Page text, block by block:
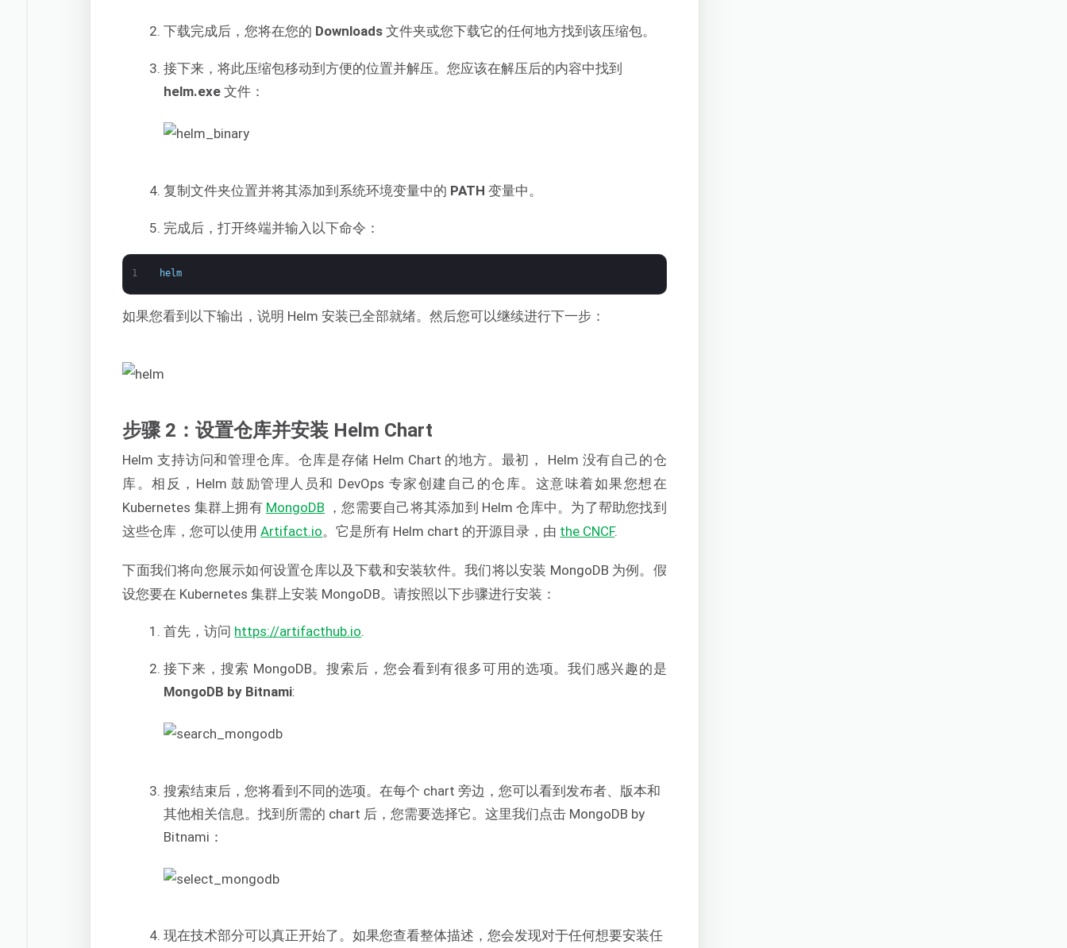
下载完成后，您将在您的 Downloads 文件夹或您下载它的任何地方找到该压缩包。
接下来，将此压缩包移动到方便的位置并解压。您应该在解压后的内容中找到
helm.exe 文件：
复制文件夹位置并将其添加到系统环境变量中的 PATH 变量中。
完成后，打开终端并输入以下命令：
1 helm
如果您看到以下输出，说明 Helm 安装已全部就绪。然后您可以继续进行下一步：
步骤 2：设置仓库并安装 Helm Chart
Helm 支持访问和管理仓库。仓库是存储 Helm Chart 的地方。最初， Helm 没有自己的仓
库。相反，Helm 鼓励管理人员和 DevOps 专家创建自己的仓库。这意味着如果您想在
Kubernetes 集群上拥有 MongoDB ，您需要自己将其添加到 Helm 仓库中。为了帮助您找到
这些仓库，您可以使用Artifact.io。它是所有 Helm chart 的开源目录，由 the CNCF.
下面我们将向您展示如何设置仓库以及下载和安装软件。我们将以安装 MongoDB 为例。假
设您要在 Kubernetes 集群上安装 MongoDB。请按照以下步骤进行安装：
首先，访问 https://artifacthub.io.
接下来，搜索 MongoDB。搜索后，您会看到有很多可用的选项。我们感兴趣的是
MongoDB by Bitnami:
搜索结束后，您将看到不同的选项。在每个 chart 旁边，您可以看到发布者、版本和
其他相关信息。找到所需的 chart 后，您需要选择它。这里我们点击 MongoDB by
Bitnami：
现在技术部分可以真正开始了。如果您查看整体描述，您会发现对于任何想要安装任